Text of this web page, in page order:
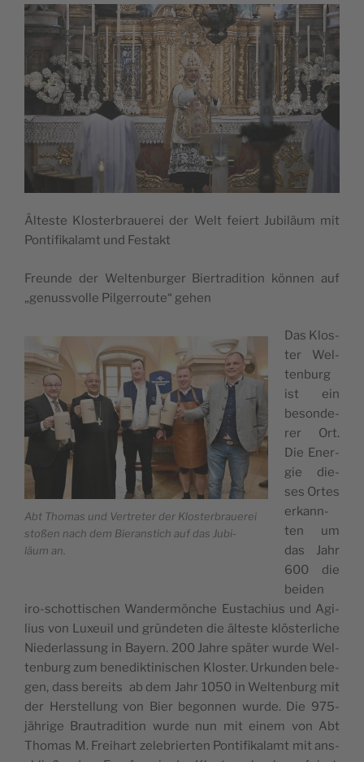
Ältes­te Klos­ter­braue­rei der Welt feiert Jubi­läum mit
Pon­ti­fi­ka­lamt und Festakt
Freun­de der Wel­ten­bur­ger Bier­tra­di­tion kön­nen auf
„genuss­vo­lle Pil­ge­rrou­te“ gehen
Abt Tho­mas und Ver­tre­ter der Klos­ter­braue­rei
stoßen nach dem Bie­rans­tich auf das Jubi­
läum an.
Das Klos­
ter Wel­
ten­burg
ist ein
beson­de­
rer Ort.
Die Ener­
gie die­
ses Ortes
erkann­
ten um
das Jahr
600 die
bei­den
iro-schot­tis­chen Wan­der­mön­che Eus­ta­chius und Agi­
lius von Luxeuil und grün­de­ten die ältes­te klös­ter­li­che
Nie­der­las­sung in Bayern. 200 Jah­re spä­ter wur­de Wel­
ten­burg zum bene­dik­ti­nis­chen Klos­ter. Urkun­den bele­
gen, dass bereits ab dem Jahr 1050 in Wel­ten­burg mit
der Hers­te­llung von Bier begon­nen wur­de. Die 975-
jäh­ri­ge Brau­tra­di­tion wur­de nun mit einem von Abt
Tho­mas M. Freihart zele­brier­ten Pon­ti­fi­ka­lamt mit ans­